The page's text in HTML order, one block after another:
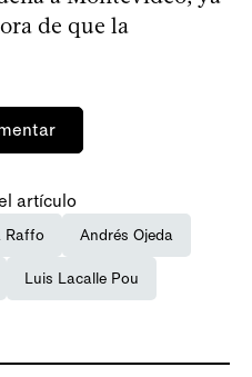
de que la
artículo
Raffo Andrés Ojeda
Luis Lacalle Pou